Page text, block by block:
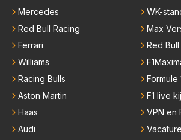
Mercedes
Red Bull Racing
Ferrari
Williams
Racing Bulls
Aston Martin
Haas
Audi
WK-
Max
Red
Formule
F1 live
VPN en